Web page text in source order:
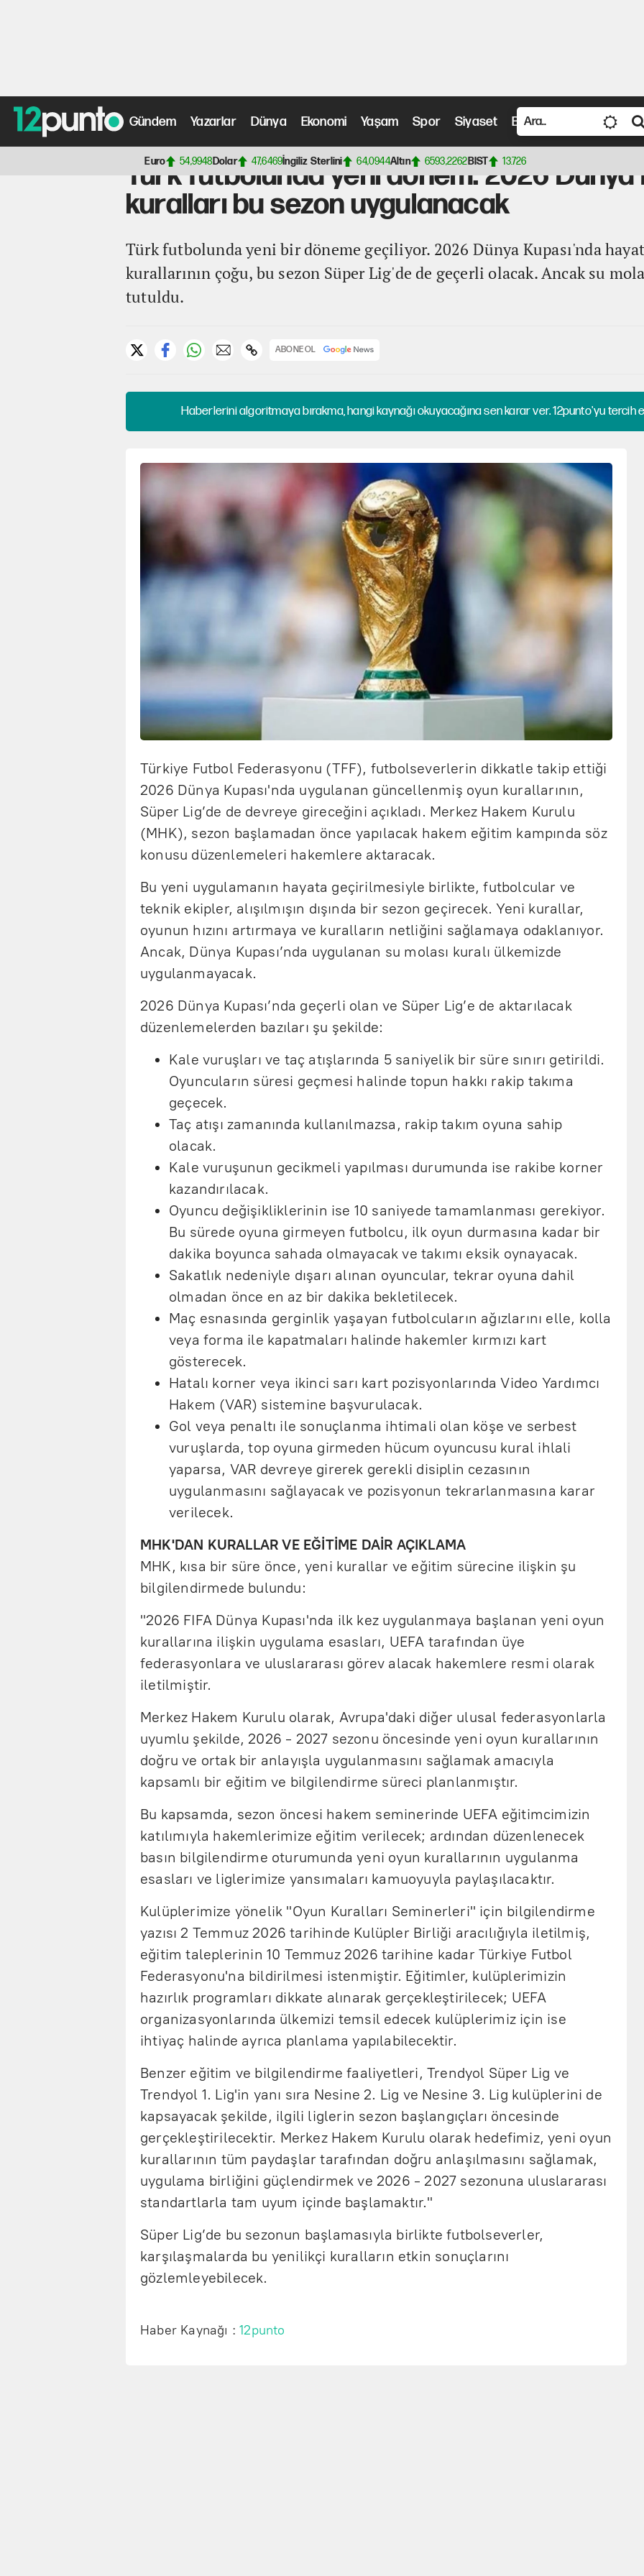
Gündem Yazarlar Dünya Ekonomi Yaşam Spor Siyaset Bilim ve Teknoloji
Euro 54,9948Dolar 47,6469İngiliz Sterlini 64,0944Altın 6593,2262BIST 13.726
Anasayfa>Spor Haberleri> Türk futbolunda yeni dönem: 2026 Dünya Kupası'nın yeni kuralları bu sezon uygulanacak
Türk futbolunda yeni dönem: 2026 Dünya
kuralları bu sezon uygulanacak
Türk futbolunda yeni bir döneme geçiliyor. 2026 Dünya Kupası'nda
kurallarının çoğu, bu sezon Süper Lig'de de geçerli olacak. Ancak su
tutuldu.
ABONE OL
Haberlerini algoritmaya bırakma, hangi kaynağı okuyacağına sen karar ver. 12punto'yu tercih
Türkiye Futbol Federasyonu (TFF), futbolseverlerin dikkatle takip ettiği
2026 Dünya Kupası'nda uygulanan güncellenmiş oyun kurallarının,
Süper Lig’de de devreye gireceğini açıkladı. Merkez Hakem Kurulu
(MHK), sezon başlamadan önce yapılacak hakem eğitim kampında söz
konusu düzenlemeleri hakemlere aktaracak.
Bu yeni uygulamanın hayata geçirilmesiyle birlikte, futbolcular ve
teknik ekipler, alışılmışın dışında bir sezon geçirecek. Yeni kurallar,
oyunun hızını artırmaya ve kuralların netliğini sağlamaya odaklanıyor.
Ancak, Dünya Kupası’nda uygulanan su molası kuralı ülkemizde
uygulanmayacak.
2026 Dünya Kupası’nda geçerli olan ve Süper Lig’e de aktarılacak
düzenlemelerden bazıları şu şekilde:
Kale vuruşları ve taç atışlarında 5 saniyelik bir süre sınırı getirildi.
Oyuncuların süresi geçmesi halinde topun hakkı rakip takıma
geçecek.
Taç atışı zamanında kullanılmazsa, rakip takım oyuna sahip
olacak.
Kale vuruşunun gecikmeli yapılması durumunda ise rakibe korner
kazandırılacak.
Oyuncu değişikliklerinin ise 10 saniyede tamamlanması gerekiyor.
Bu sürede oyuna girmeyen futbolcu, ilk oyun durmasına kadar bir
dakika boyunca sahada olmayacak ve takımı eksik oynayacak.
Sakatlık nedeniyle dışarı alınan oyuncular, tekrar oyuna dahil
olmadan önce en az bir dakika bekletilecek.
Maç esnasında gerginlik yaşayan futbolcuların ağızlarını elle, kolla
veya forma ile kapatmaları halinde hakemler kırmızı kart
gösterecek.
Hatalı korner veya ikinci sarı kart pozisyonlarında Video Yardımcı
Hakem (VAR) sistemine başvurulacak.
Gol veya penaltı ile sonuçlanma ihtimali olan köşe ve serbest
vuruşlarda, top oyuna girmeden hücum oyuncusu kural ihlali
yaparsa, VAR devreye girerek gerekli disiplin cezasının
uygulanmasını sağlayacak ve pozisyonun tekrarlanmasına karar
verilecek.
MHK'DAN KURALLAR VE EĞİTİME DAİR AÇIKLAMA
MHK, kısa bir süre önce, yeni kurallar ve eğitim sürecine ilişkin şu
bilgilendirmede bulundu:
"2026 FIFA Dünya Kupası'nda ilk kez uygulanmaya başlanan yeni oyun
kurallarına ilişkin uygulama esasları, UEFA tarafından üye
federasyonlara ve uluslararası görev alacak hakemlere resmi olarak
iletilmiştir.
Merkez Hakem Kurulu olarak, Avrupa'daki diğer ulusal federasyonlarla
uyumlu şekilde, 2026 - 2027 sezonu öncesinde yeni oyun kurallarının
doğru ve ortak bir anlayışla uygulanmasını sağlamak amacıyla
kapsamlı bir eğitim ve bilgilendirme süreci planlanmıştır.
Bu kapsamda, sezon öncesi hakem seminerinde UEFA eğitimcimizin
katılımıyla hakemlerimize eğitim verilecek; ardından düzenlenecek
basın bilgilendirme oturumunda yeni oyun kurallarının uygulanma
esasları ve liglerimize yansımaları kamuoyuyla paylaşılacaktır.
Kulüplerimize yönelik "Oyun Kuralları Seminerleri" için bilgilendirme
yazısı 2 Temmuz 2026 tarihinde Kulüpler Birliği aracılığıyla iletilmiş,
eğitim taleplerinin 10 Temmuz 2026 tarihine kadar Türkiye Futbol
Federasyonu'na bildirilmesi istenmiştir. Eğitimler, kulüplerimizin
hazırlık programları dikkate alınarak gerçekleştirilecek; UEFA
organizasyonlarında ülkemizi temsil edecek kulüplerimiz için ise
ihtiyaç halinde ayrıca planlama yapılabilecektir.
Benzer eğitim ve bilgilendirme faaliyetleri, Trendyol Süper Lig ve
Trendyol 1. Lig'in yanı sıra Nesine 2. Lig ve Nesine 3. Lig kulüplerini de
kapsayacak şekilde, ilgili liglerin sezon başlangıçları öncesinde
gerçekleştirilecektir. Merkez Hakem Kurulu olarak hedefimiz, yeni oyun
kurallarının tüm paydaşlar tarafından doğru anlaşılmasını sağlamak,
uygulama birliğini güçlendirmek ve 2026 - 2027 sezonuna uluslararası
standartlarla tam uyum içinde başlamaktır."
Süper Lig’de bu sezonun başlamasıyla birlikte futbolseverler,
karşılaşmalarda bu yenilikçi kuralların etkin sonuçlarını
gözlemleyebilecek.
Haber Kaynağı :12punto